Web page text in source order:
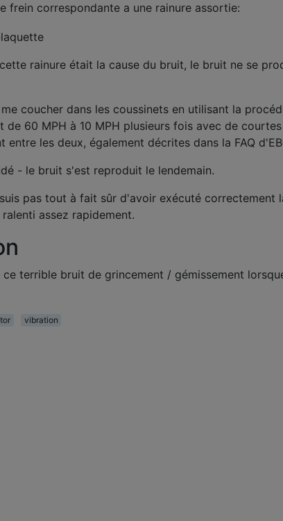
frein correspondante a une rainure assortie:
rainure était la cause du bruit, le bruit ne se
coucher dans les coussinets en utilisant la
de 60 MPH à 10 MPH plusieurs fois avec de
entre les deux, également décrites dans la FAQ
- le bruit s'est reproduit le lendemain.
pas tout à fait sûr d'avoir exécuté correctement
assez rapidement.
ce terrible bruit de grincement / gémissement
vibration